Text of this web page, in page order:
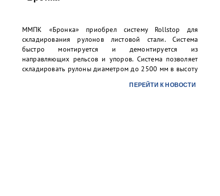
ММПК «Бронка» приобрел систему Rollstop для
складирования рулонов листовой стали. Система
быстро монтируется и демонтируется из
направляющих рельсов и упоров. Система позволяет
складировать рулоны диаметром до 2500 мм в высоту
хранение существенно повысит уровень безопасности
ПЕРЕЙТИ К НОВОСТИ